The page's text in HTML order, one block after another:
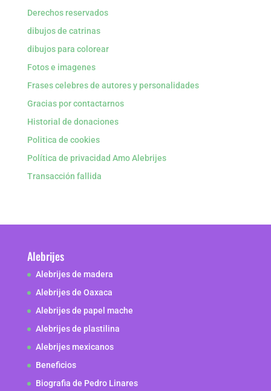
Derechos reservados
dibujos de catrinas
dibujos para colorear
Fotos e imagenes
Frases celebres de autores y personalidades
Gracias por contactarnos
Historial de donaciones
Politica de cookies
Política de privacidad Amo Alebrijes
Transacción fallida
Alebrijes
Alebrijes de madera
Alebrijes de Oaxaca
Alebrijes de papel mache
Alebrijes de plastilina
Alebrijes mexicanos
Beneficios
Biografia de Pedro Linares